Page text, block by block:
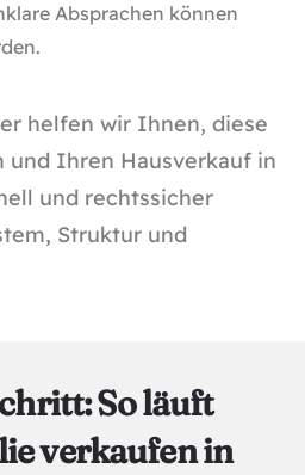
Absprachen können
helfen wir Ihnen, diese
und Ihren Hausverkauf in
und rechtssicher
Struktur und
So läuft
verkaufen in